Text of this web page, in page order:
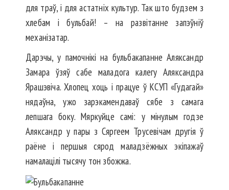
для траў, і для астатніх культур. Так што будзем з
хлебам і бульбай! – на развітанне запэўніў
механізатар.
Дарэчы, у памочнікі на бульбакапанне Аляксандр
Замара ўзяў сабе маладога калегу Аляксандра
Ярашэвіча. Хлопец хоць і працуе ў КСУП «Гудагай»
нядаўна, ужо зарэкамендаваў сябе з самага
лепшага боку. Мяркуйце самі: у мінулым годзе
Аляксандр у пары з Сяргеем Трусевічам другія ў
раё­не і першыя сярод маладзёжных экіпажаў
намалацілі тысячу тон збожжа.